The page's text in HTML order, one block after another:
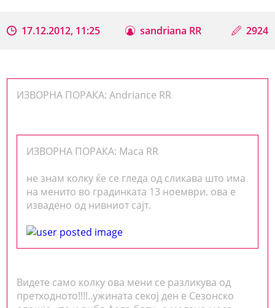
17.12.2012, 11:25 sandriana RR 2924
ИЗВОРНА ПОРАКА: Andriance RR
ИЗВОРНА ПОРАКА: Maca RR
не знам колку ќе се гледа од сликава што има
на менито во градинката 13 ноември. ова е
извадено од нивниот сајт.
Видете само колку ова мени се разликува од
претходното!!!!..ужината секој ден е Сезонско